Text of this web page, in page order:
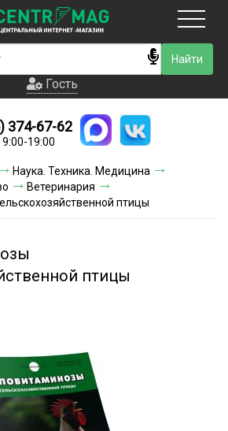
Гость
Новинки
Условия доставки
Условия оплаты
Акции и скидки
Гость
374-67-62
19:00
Наука. Техника. Медицина
Ветеринария
птицы
птицы